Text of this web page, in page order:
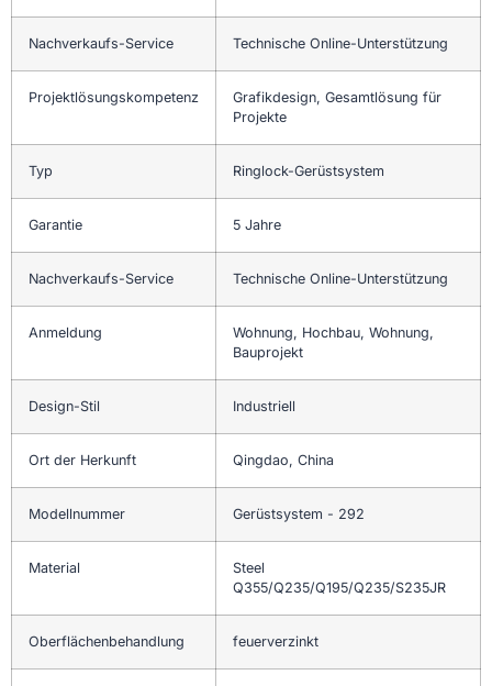
Nachverkaufs-Service Technische Online-Unterstützung
Projektlösungskompetenz
Grafikdesign, Gesamtlösung für
Projekte
Typ Ringlock-Gerüstsystem
Garantie 5 Jahre
Nachverkaufs-Service Technische Online-Unterstützung
Anmeldung
Wohnung, Hochbau, Wohnung,
Bauprojekt
Design-Stil Industriell
Ort der Herkunft Qingdao, China
Modellnummer Gerüstsystem - 292
Material
Steel
Q355/Q235/Q195/Q235/S235JR
Oberflächenbehandlung feuerverzinkt